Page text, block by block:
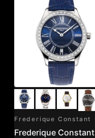
Frederique Constant
Frederique Constant